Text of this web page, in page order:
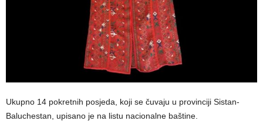
Ukupno 14 pokretnih posjeda, koji se čuvaju u provinciji Sistan-
Baluchestan, upisano je na listu nacionalne baštine.